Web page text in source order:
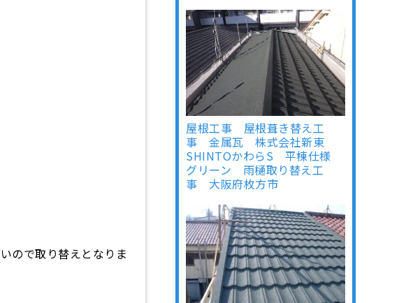
ので取り替えとなりま
屋根工事 屋根葺き替え工
事 金属瓦 株式会社新東
SHINTOかわらS 平棟仕様
グリーン 雨樋取り替え工
事 大阪府枚方市